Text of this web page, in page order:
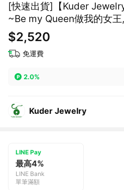
[快速出貨]【Kuder
~Be my Queen做我的女王
一送一件招財財庫符一件
$2,520
免運費
2.0%
Kuder Jewelry
LINE Pay
最高4%
LINE Bank
單筆滿額